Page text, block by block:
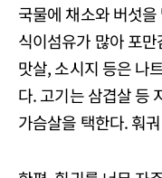
국물에 채소와 버섯
식이섬유가 많아 포
맛살, 소시지 등은 나
다. 고기는 삼겹살 등
가슴살을 택한다. 훠